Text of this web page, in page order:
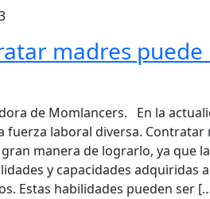
madres
de Momlancers. En la
fuerza laboral diversa. Contratar
manera de lograrlo, ya que
y capacidades adquiridas
Estas habilidades pueden ser